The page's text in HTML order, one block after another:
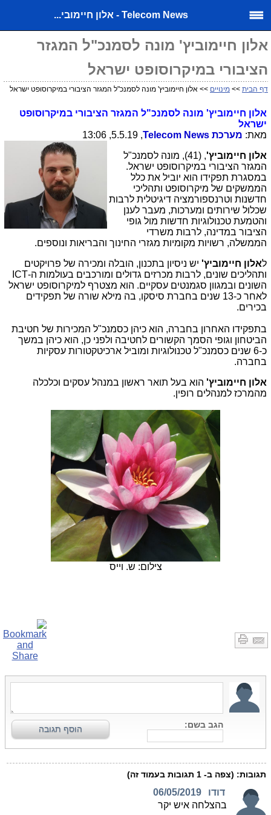
Telecom News - אלון חיימובי...
אלון חיימוביץ' מונה לסמנכ"ל המגזר
הציבורי במיקרוסופט ישראל
דף הבית >> מינויים >> אלון חיימוביץ' מונה לסמנכ"ל המגזר הציבורי במיקרוסופט ישראל
אלון חיימוביץ' מונה לסמנכ"ל המגזר הציבורי במיקרוסופט
ישראל
מאת: מערכת Telecom News
, 5.5.19, 13:06
אלון חיימוביץ'
, (41), מונה לסמנכ"ל
המגזר הציבורי במיקרוסופט ישראל.
במסגרת תפקידו הוא יוביל את כלל
הממשקים של מיקרוסופט ותהליכי
חדשנות וטרנספורמציה דיגיטלית לרבות
שכלול שירותים ומערכות, מעבר לענן
והטמעת טכנולוגיות חדשות מול גופי
הציבור במדינה, לרבות משרדי
הממשלה, רשויות מקומיות מגזרי החינוך והבריאות ונוספים.
לאלון חיימוביץ' יש ניסיון בתכנון, הובלה ומכירה של פרויקטים
ותהליכים שונים, לרבות מכרזים גדולים ומורכבים בעולמות ה-ICT
השונים ובמגוון סגמנטים עסקיים. הוא מצטרף למיקרוסופט ישראל
לאחר כ-13 שנים בחברת סיסקו, בה מילא שורה של תפקידים
בכירים.
בתפקידו האחרון בחברה, הוא כיהן כסמנכ"ל המכירות של חטיבת
הביטחון וגופי הסמך הקשורים לחטיבה ולפני כן, הוא כיהן במשך
כ-6 שנים כסמנכ"ל טכנולוגיות ומוביל ארכיטקטורות עסקיות
בחברה.
אלון חיימוביץ' הוא בעל תואר ראשון במנהל עסקים וכלכלה
מהמרכז למנהלים רופין.
צילום: ש. וייס